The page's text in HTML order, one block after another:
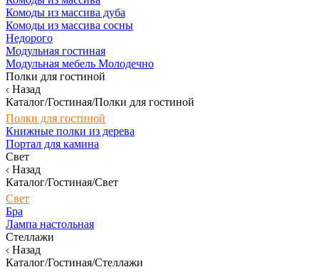
Комоды из массива дуба
Комоды из массива сосны
Недорого
Модульная гостиная
Модульная мебель Молодечно
Полки для гостиной
Назад
Каталог/Гостиная/Полки для гостиной
Полки для гостиной
Книжные полки из дерева
Портал для камина
Свет
Назад
Каталог/Гостиная/Свет
Свет
Бра
Лампа настольная
Стеллажи
Назад
Каталог/Гостиная/Стеллажи